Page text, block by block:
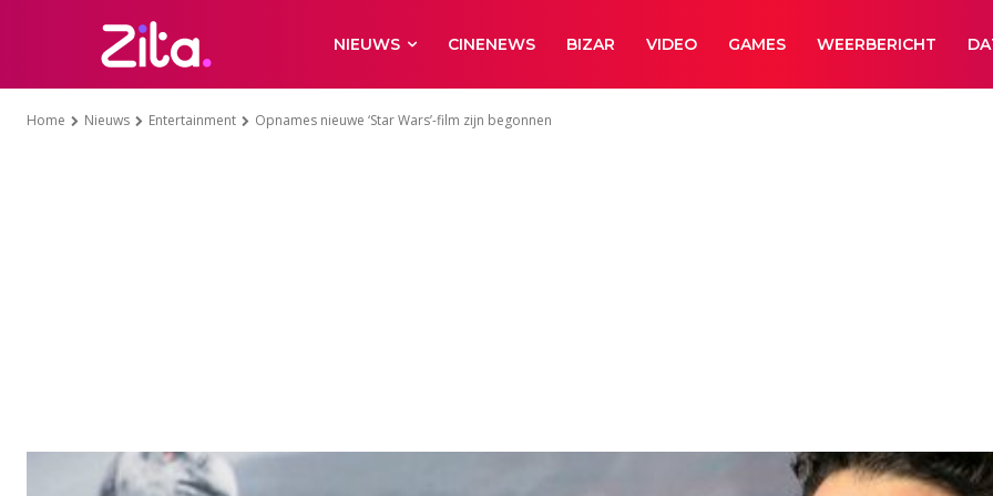
NIEUWS CINENEWS BIZAR VIDEO GAMES WEERBERICHT
Home Nieuws Entertainment Opnames nieuwe ‘Star Wars’-film zijn begonnen